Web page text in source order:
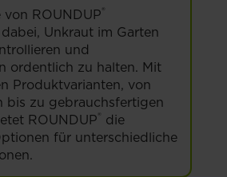
ROUNDUP®
Unkraut im Garten
und
ordentlich zu halten. Mit
Produktvarianten, von
bis zu gebrauchsfertigen
ROUNDUP® die
für unterschiedliche